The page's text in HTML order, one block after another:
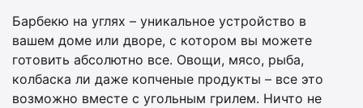
Барбекю на углях – уникальное устройство в
вашем доме или дворе, с котором вы можете
готовить абсолютно все. Овощи, мясо, рыба,
колбаска ли даже копченые продукты – все это
возможно вместе с угольным грилем. Ничто не